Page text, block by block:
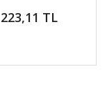
223,11 TL